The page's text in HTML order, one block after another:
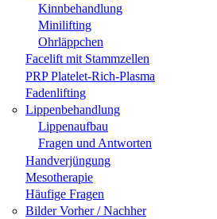
Kinnbehandlung
Minilifting
Ohrläppchen
Facelift mit Stammzellen
PRP Platelet-Rich-Plasma
Fadenlifting
Lippenbehandlung
Lippenaufbau
Fragen und Antworten
Handverjüngung
Mesotherapie
Häufige Fragen
Bilder Vorher / Nachher